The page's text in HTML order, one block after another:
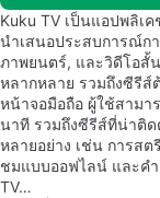
Kuku TV เป็นแอปพลิเ
นำเสนอประสบการณ์ก
ภาพยนตร์, และวิดีโอสั้
หลากหลาย รวมถึงซีรี
หน้าจอมือถือ ผู้ใช้สามา
นาที รวมถึงซีรีส์ที่น่าติ
หลายอย่าง เช่น การส
ชมแบบออฟไลน์ และค
TV…